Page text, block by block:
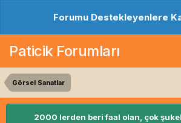
Forumu Destekleyenlere
Paticik Forumları
Görsel Sanatlar
2000 lerden beri faal olan, çok